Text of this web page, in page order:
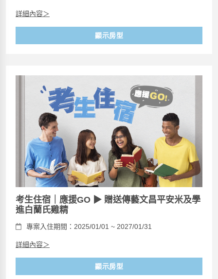
詳細內容＞
顯示房型
考生住宿｜應援GO ▶ 贈送傳藝文昌平安米及學
進白蘭氏雞精
專案入住期間：2025/01/01 ~ 2027/01/31
詳細內容＞
顯示房型